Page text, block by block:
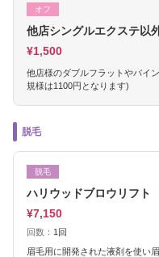
オフ
他店シングルエクステ以
¥1,500
他店様のダブルフラットやバイ
規様は1100円となります)
脱毛
脱毛
ハリウッドブロウリフト
¥7,150
回数： 1回
眉毛用に開発された液剤を使い